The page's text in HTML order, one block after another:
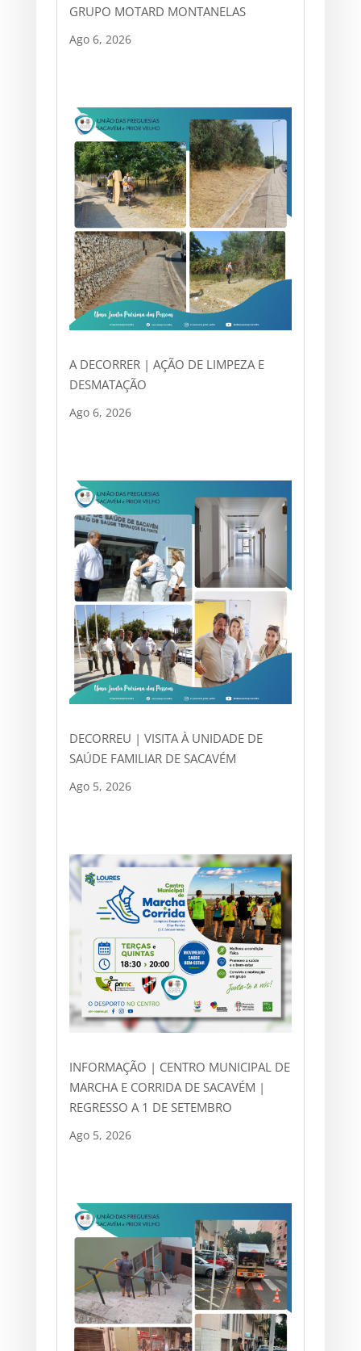
GRUPO MOTARD MONTANELAS
Ago 6, 2026
A DECORRER | AÇÃO DE LIMPEZA E
DESMATAÇÃO
Ago 6, 2026
DECORREU | VISITA À UNIDADE DE
SAÚDE FAMILIAR DE SACAVÉM
Ago 5, 2026
INFORMAÇÃO | CENTRO MUNICIPAL DE
MARCHA E CORRIDA DE SACAVÉM |
REGRESSO A 1 DE SETEMBRO
Ago 5, 2026